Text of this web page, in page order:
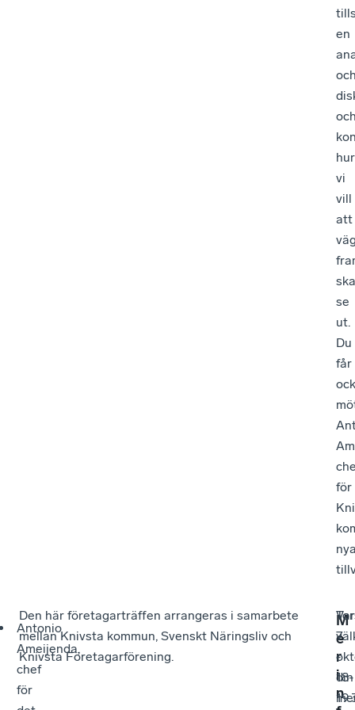
en
hur
vi
vill
att
ska
se
ut.
Du
får
för
Antonio
Ameijenda,
chef
för
Den här företagarträffen arrangeras i samarbete
mellan Knivsta kommun, Svenskt Näringsliv och
Knivsta Företagarförening.
M
e
r
i
n
7
18-
-
din